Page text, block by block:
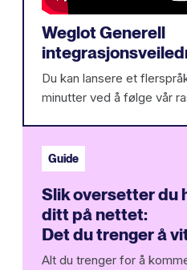
Weglot Generell
Du kan lansere et
minutter ved å følge vår
Guide
Slik oversetter du
ditt på nettet:
Det du trenger å
Alt du trenger for å